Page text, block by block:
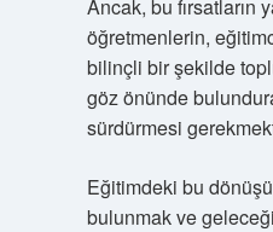
Ancak, bu fırsatların
öğretmenlerin,
bilinçli bir şekilde
göz önünde
sürdürmesi
Eğitimdeki bu
bulunmak ve